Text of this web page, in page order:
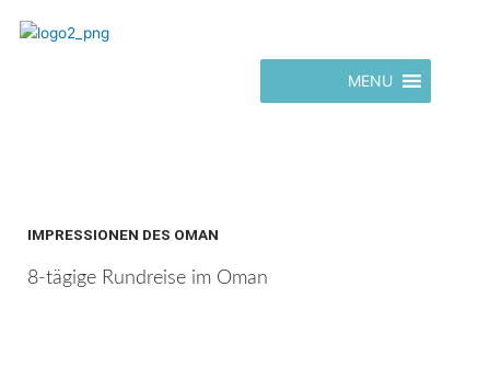
Inhalt
MENU
IMPRESSIONEN DES OMAN
8-tägige Rundreise im Oman